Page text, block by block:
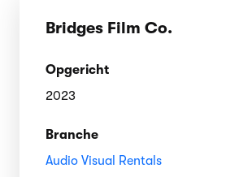
Bridges Film Co.
Opgericht
2023
Branche
Audio Visual Rentals